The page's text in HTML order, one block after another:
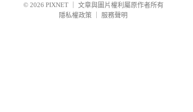
© 2026 PIXNET
文章與圖片權利屬原作者所有
隱私權政策
服務聲明